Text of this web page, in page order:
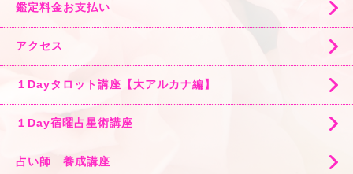
鑑定料金お支払い
アクセス
１Dayタロット講座【大アルカナ編】
１Day宿曜占星術講座
占い師 養成講座